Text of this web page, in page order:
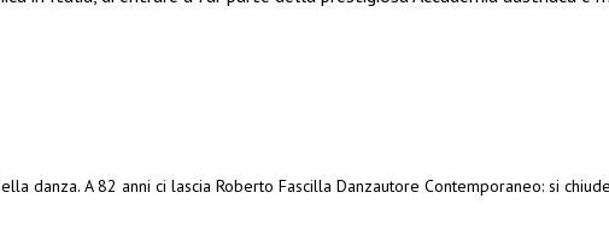
danza. A 82 anni ci lascia Roberto Fascilla Danzautore Contemporaneo: si